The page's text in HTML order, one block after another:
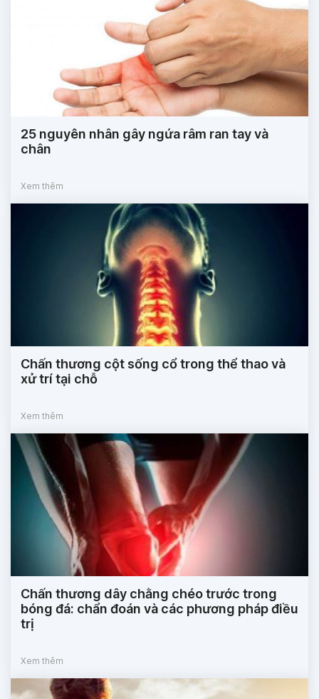
25 nguyên nhân gây ngứa râm ran tay và
chân
Xem thêm
Chấn thương cột sống cổ trong thể thao và
xử trí tại chỗ
Xem thêm
Chấn thương dây chằng chéo trước trong
bóng đá: chẩn đoán và các phương pháp điều
trị
Xem thêm